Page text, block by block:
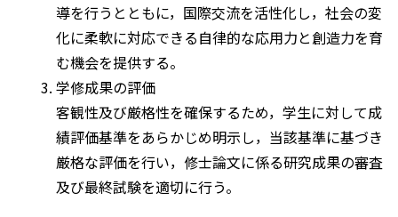
導を行うとともに，国際交流を活性化し，社会の変
化に柔軟に対応できる自律的な応用力と創造力を育
む機会を提供する。
学修成果の評価
客観性及び厳格性を確保するため，学生に対して成
績評価基準をあらかじめ明示し，当該基準に基づき
厳格な評価を行い，修士論文に係る研究成果の審査
及び最終試験を適切に行う。